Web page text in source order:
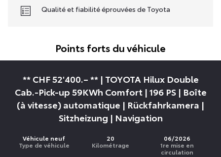
Qualité et fiabilité éprouvées de Toyota
Points forts du véhicule
** CHF 52'400.– ** | TOYOTA Hilux Double
Cab.-Pick-up 59KWh Comfort | 196 PS | Boîte
(à vitesse) automatique | Rückfahrkamera |
Sitzheizung | Navigation
Véhicule neuf
Type de véhicule
20
Kilométrage
06/2026
1re mise en
circulation